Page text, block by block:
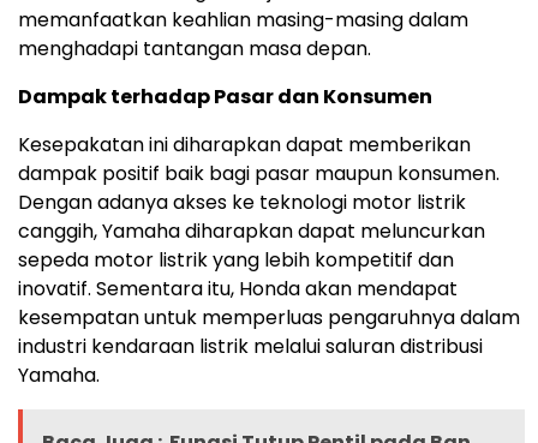
memanfaatkan keahlian masing-masing dalam
menghadapi tantangan masa depan.
Dampak terhadap Pasar dan Konsumen
Kesepakatan ini diharapkan dapat memberikan
dampak positif baik bagi pasar maupun konsumen.
Dengan adanya akses ke teknologi motor listrik
canggih, Yamaha diharapkan dapat meluncurkan
sepeda motor listrik yang lebih kompetitif dan
inovatif. Sementara itu, Honda akan mendapat
kesempatan untuk memperluas pengaruhnya dalam
industri kendaraan listrik melalui saluran distribusi
Yamaha.